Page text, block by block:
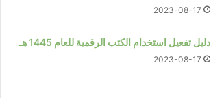
2023-08-17
دليل تفعيل استخدام الكتب الرقمية للعام 1445 هـ
2023-08-17